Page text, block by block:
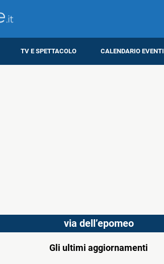
TV E SPETTACOLO CALENDARIO EVENTI
via dell’epomeo
Gli ultimi aggiornamenti